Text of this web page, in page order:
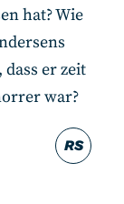
RS
hat? Wie
er zeit
war?